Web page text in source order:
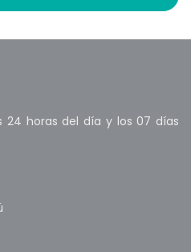
24 horas del día y los 07 días